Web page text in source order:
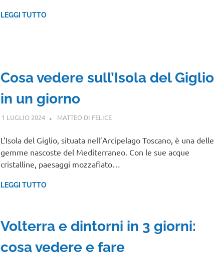
LEGGI TUTTO
Cosa vedere sull’Isola del Giglio
in un giorno
1 LUGLIO 2024 MATTEO DI FELICE
L’Isola del Giglio, situata nell’Arcipelago Toscano, è una delle
gemme nascoste del Mediterraneo. Con le sue acque
cristalline, paesaggi mozzafiato…
LEGGI TUTTO
Volterra e dintorni in 3 giorni:
cosa vedere e fare